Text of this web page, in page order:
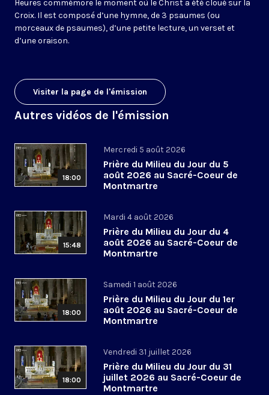
Heures commémore le moment où le Christ a été cloué sur la
Croix. Il est composé d’une hymne, de 3 psaumes (ou
morceaux de psaumes), d’une petite lecture, un verset et
d’une oraison.
Visiter la page de l'émission
Autres vidéos de l'émission
18:00
Mercredi 5 août 2026
Prière du Milieu du Jour du 5
août 2026 au Sacré-Coeur de
Montmartre
15:48
Mardi 4 août 2026
Prière du Milieu du Jour du 4
août 2026 au Sacré-Coeur de
Montmartre
18:00
Samedi 1 août 2026
Prière du Milieu du Jour du 1er
août 2026 au Sacré-Coeur de
Montmartre
18:00
Vendredi 31 juillet 2026
Prière du Milieu du Jour du 31
juillet 2026 au Sacré-Coeur de
Montmartre